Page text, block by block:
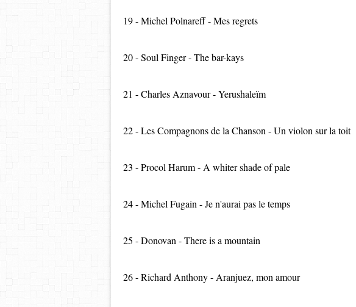
19 - Michel Polnareff - Mes regrets
20 - Soul Finger - The bar-kays
21 - Charles Aznavour - Yerushaleïm
22 - Les Compagnons de la Chanson - Un violon sur la toit
23 - Procol Harum - A whiter shade of pale
24 - Michel Fugain - Je n'aurai pas le temps
25 - Donovan - There is a mountain
26 - Richard Anthony - Aranjuez, mon amour